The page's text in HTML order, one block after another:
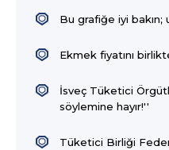
Bu grafiğe iyi bakın;
Ekmek fiyatını
İsveç Tüketici
söylemine hayır!''
Tüketici Birliği